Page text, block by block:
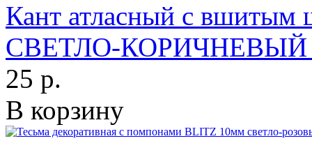
Кант атласный с
СВЕТЛО-КОРИЧНЕВЫЙ
25 р.
В корзину